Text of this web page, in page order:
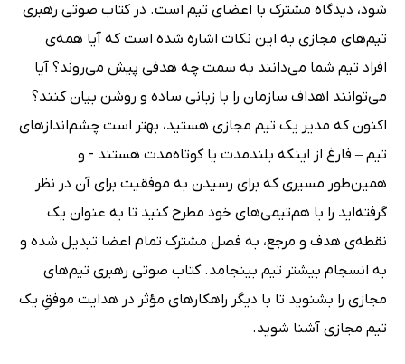
شود، دیدگاه مشترک با اعضای تیم است. در کتاب صوتی رهبری
تیم‌های مجازی به این نکات اشاره شده است که آیا همه‌ی
افراد تیم شما می‌دانند به سمت چه هدفی پیش‌ می‌روند؟ آیا
می‌توانند اهداف سازمان را با زبانی ساده و روشن بیان کنند؟
اکنون که مدیر یک تیم مجازی هستید، بهتر است چشم‌اندازهای
تیم – فارغ از اینکه بلندمدت یا کوتاه‌مدت هستند - و
همین‌طور مسیری که برای رسیدن به موفقیت برای آن در نظر
گرفته‌اید را با هم‌تیمی‌های خود مطرح کنید تا به عنوان یک
نقطه‌ی هدف و مرجع، به فصل مشترک تمام اعضا تبدیل شده و
به انسجام بیشتر تیم بینجامد. کتاب صوتی رهبری تیم‌های
مجازی را بشنوید تا با دیگر راهکارهای مؤثر در هدایت موفقِ یک
تیم مجازی آشنا شوید.